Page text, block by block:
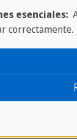
esenciales:
correctamente.